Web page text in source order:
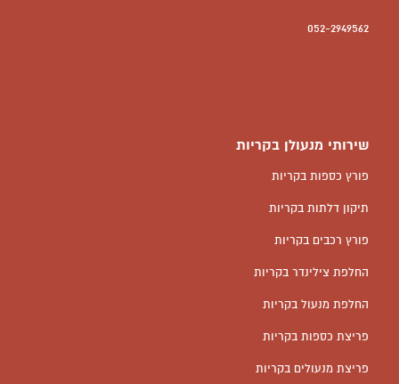
052-2949562
שירותי מנעולן בקריות
פורץ כספות בקריות
תיקון דלתות בקריות
פורץ רכבים בקריות
החלפת צילינדר בקריות
החלפת מנעול בקריות
פריצת כספות בקריות
פריצת מנעולים בקריות